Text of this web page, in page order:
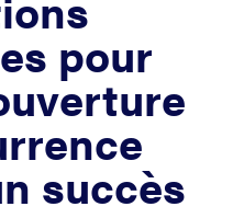
pour
succès